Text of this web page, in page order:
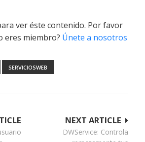
ver éste contenido. Por favor
eres miembro? Únete a nosotros
SERVICIOSWEB
NEXT ARTICLE
DWService: Controla